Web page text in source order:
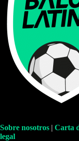
Sobre nosotros | Carta
legal